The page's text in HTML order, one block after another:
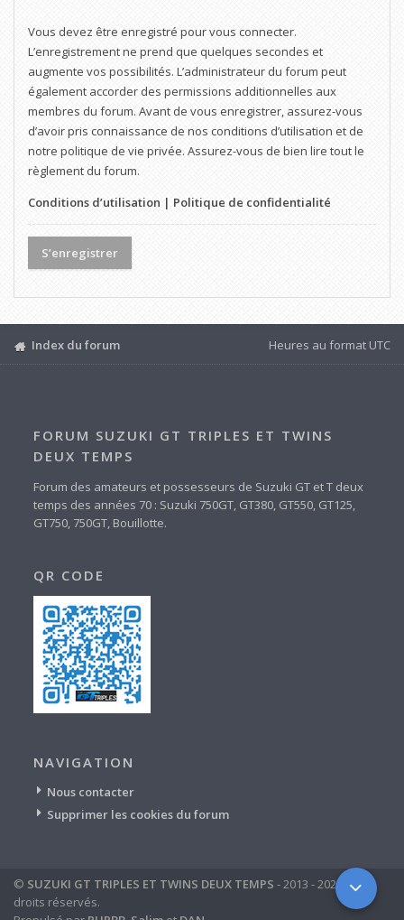
Vous devez être enregistré pour vous connecter.
L’enregistrement ne prend que quelques secondes et
augmente vos possibilités. L’administrateur du forum peut
également accorder des permissions additionnelles aux
membres du forum. Avant de vous enregistrer, assurez-vous
d’avoir pris connaissance de nos conditions d’utilisation et de
notre politique de vie privée. Assurez-vous de bien lire tout le
règlement du forum.
Conditions d’utilisation | Politique de confidentialité
S’enregistrer
Index du forum Heures au format UTC
FORUM SUZUKI GT TRIPLES ET TWINS
DEUX TEMPS
Forum des amateurs et possesseurs de Suzuki GT et T deux
temps des années 70 : Suzuki 750GT, GT380, GT550, GT125,
GT750, 750GT, Bouillotte.
QR CODE
NAVIGATION
Nous contacter
Supprimer les cookies du forum
© SUZUKI GT TRIPLES ET TWINS DEUX TEMPS - 2013 - 2024 - tous
droits réservés.